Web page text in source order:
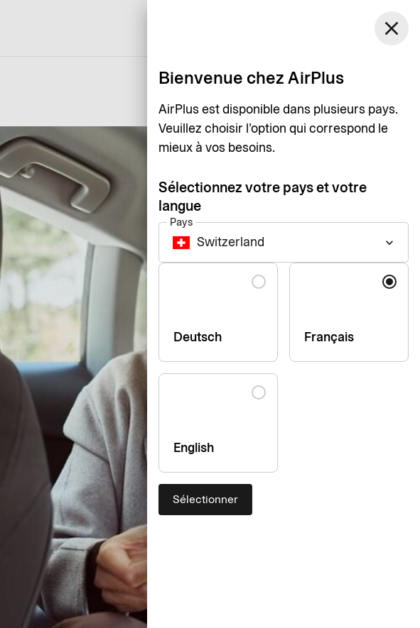
Login
close
Bienvenue chez AirPlus
AirPlus est disponible dans plusieurs pays.
Veuillez choisir l’option qui correspond le
mieux à vos besoins.
Sélectionnez votre pays et votre
langue
Pays
Switzerland keyboard_arrow_down
Langue
Deutsch Français
English
Sélectionner